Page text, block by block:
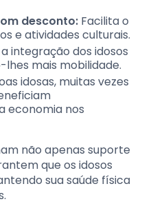
desconto: Facilita o
e atividades culturais.
integração dos idosos
mais mobilidade.
idosas, muitas vezes
economia nos
não apenas suporte
que os idosos
sua saúde física